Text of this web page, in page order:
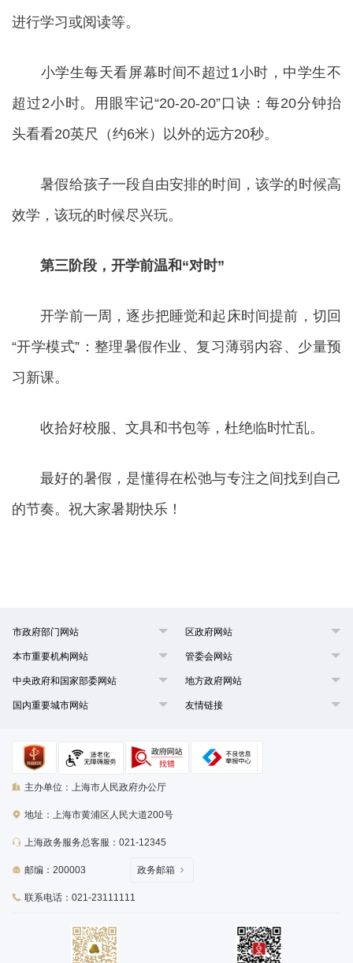
进行学习或阅读等。
小学生每天看屏幕时间不超过1小时，中学生不
超过2小时。用眼牢记“20-20-20”口诀：每20分钟抬
头看看20英尺（约6米）以外的远方20秒。
暑假给孩子一段自由安排的时间，该学的时候高
效学，该玩的时候尽兴玩。
第三阶段，开学前温和“对时”
开学前一周，逐步把睡觉和起床时间提前，切回
“开学模式”：整理暑假作业、复习薄弱内容、少量预
习新课。
收拾好校服、文具和书包等，杜绝临时忙乱。
最好的暑假，是懂得在松弛与专注之间找到自己
的节奏。祝大家暑期快乐！
市政府部门网站 区政府网站
本市重要机构网站 管委会网站
中央政府和国家部委网站 地方政府网站
国内重要城市网站 友情链接
主办单位：上海市人民政府办公厅
地址：上海市黄浦区人民大道200号
上海政务服务总客服：021-12345
邮编：200003
联系电话：021-23111111
政务邮箱